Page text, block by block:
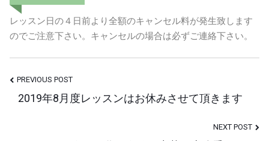
レッスン日の４日前より全額のキャンセル料が発生致します
のでご注意下さい。キャンセルの場合は必ずご連絡下さい。
Post
PREVIOUS POST
2019年8月度レッスンはお休みさせて頂きます
NEXT POST